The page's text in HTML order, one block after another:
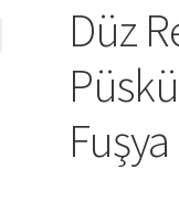
Düz
Fuşya